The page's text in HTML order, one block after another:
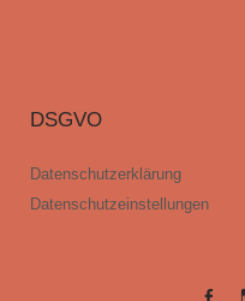
DSGVO
Datenschutzerklärung
Datenschutzeinstellungen